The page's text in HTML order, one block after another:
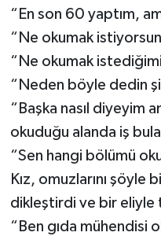
“En son 60 yaptım,
“Ne okumak
“Ne okumak
“Neden böyle dedin
“Başka nasıl diyeyim
okuduğu alanda iş
“Sen hangi bölümü
Kız, omuzlarını şöyle
dikleştirdi ve bir eliyle
“Ben gıda mühendisi